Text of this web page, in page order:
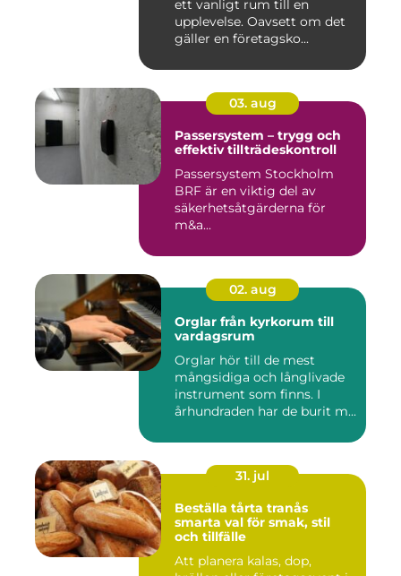
ett vanligt rum till en
upplevelse. Oavsett om det
gäller en företagsko...
03. aug
Passersystem – trygg och
effektiv tillträdeskontroll
Passersystem Stockholm
BRF är en viktig del av
säkerhetsåtgärderna för
m&a...
02. aug
Orglar från kyrkorum till
vardagsrum
Orglar hör till de mest
mångsidiga och långlivade
instrument som finns. I
århundraden har de burit m...
31. jul
Beställa tårta tranås
smarta val för smak, stil
och tillfälle
Att planera kalas, dop,